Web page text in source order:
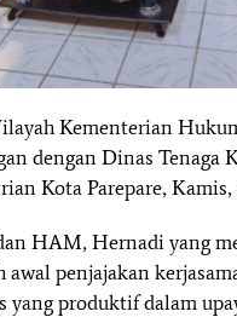
Kementerian
dengan Dinas Tenaga
Kota Parepare,
HAM, Hernadi yang
penjajakan
yang produktif dalam